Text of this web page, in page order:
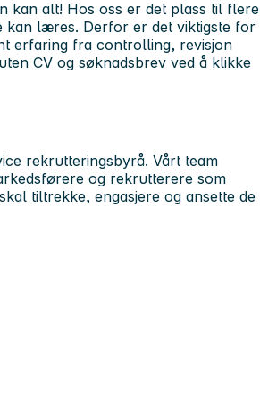
kan alt! Hos oss er det plass til flere
kan læres. Derfor er det viktigste for
erfaring fra controlling, revisjon
CV og søknadsbrev ved å klikke
rekrutteringsbyrå. Vårt team
og rekrutterere som
tiltrekke, engasjere og ansette de